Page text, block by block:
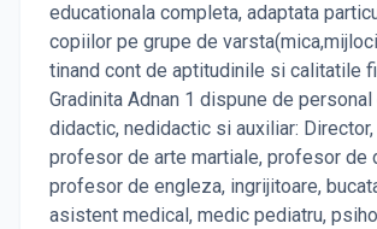
educationala completa, adaptata
copiilor pe grupe de
tinand cont de aptitudinile si calitatile
Gradinita Adnan 1 dispune de
didactic, nedidactic si auxiliar:
profesor de arte martiale, profesor de
profesor de engleza, ingrijitoare,
asistent medical, medic pediatru,